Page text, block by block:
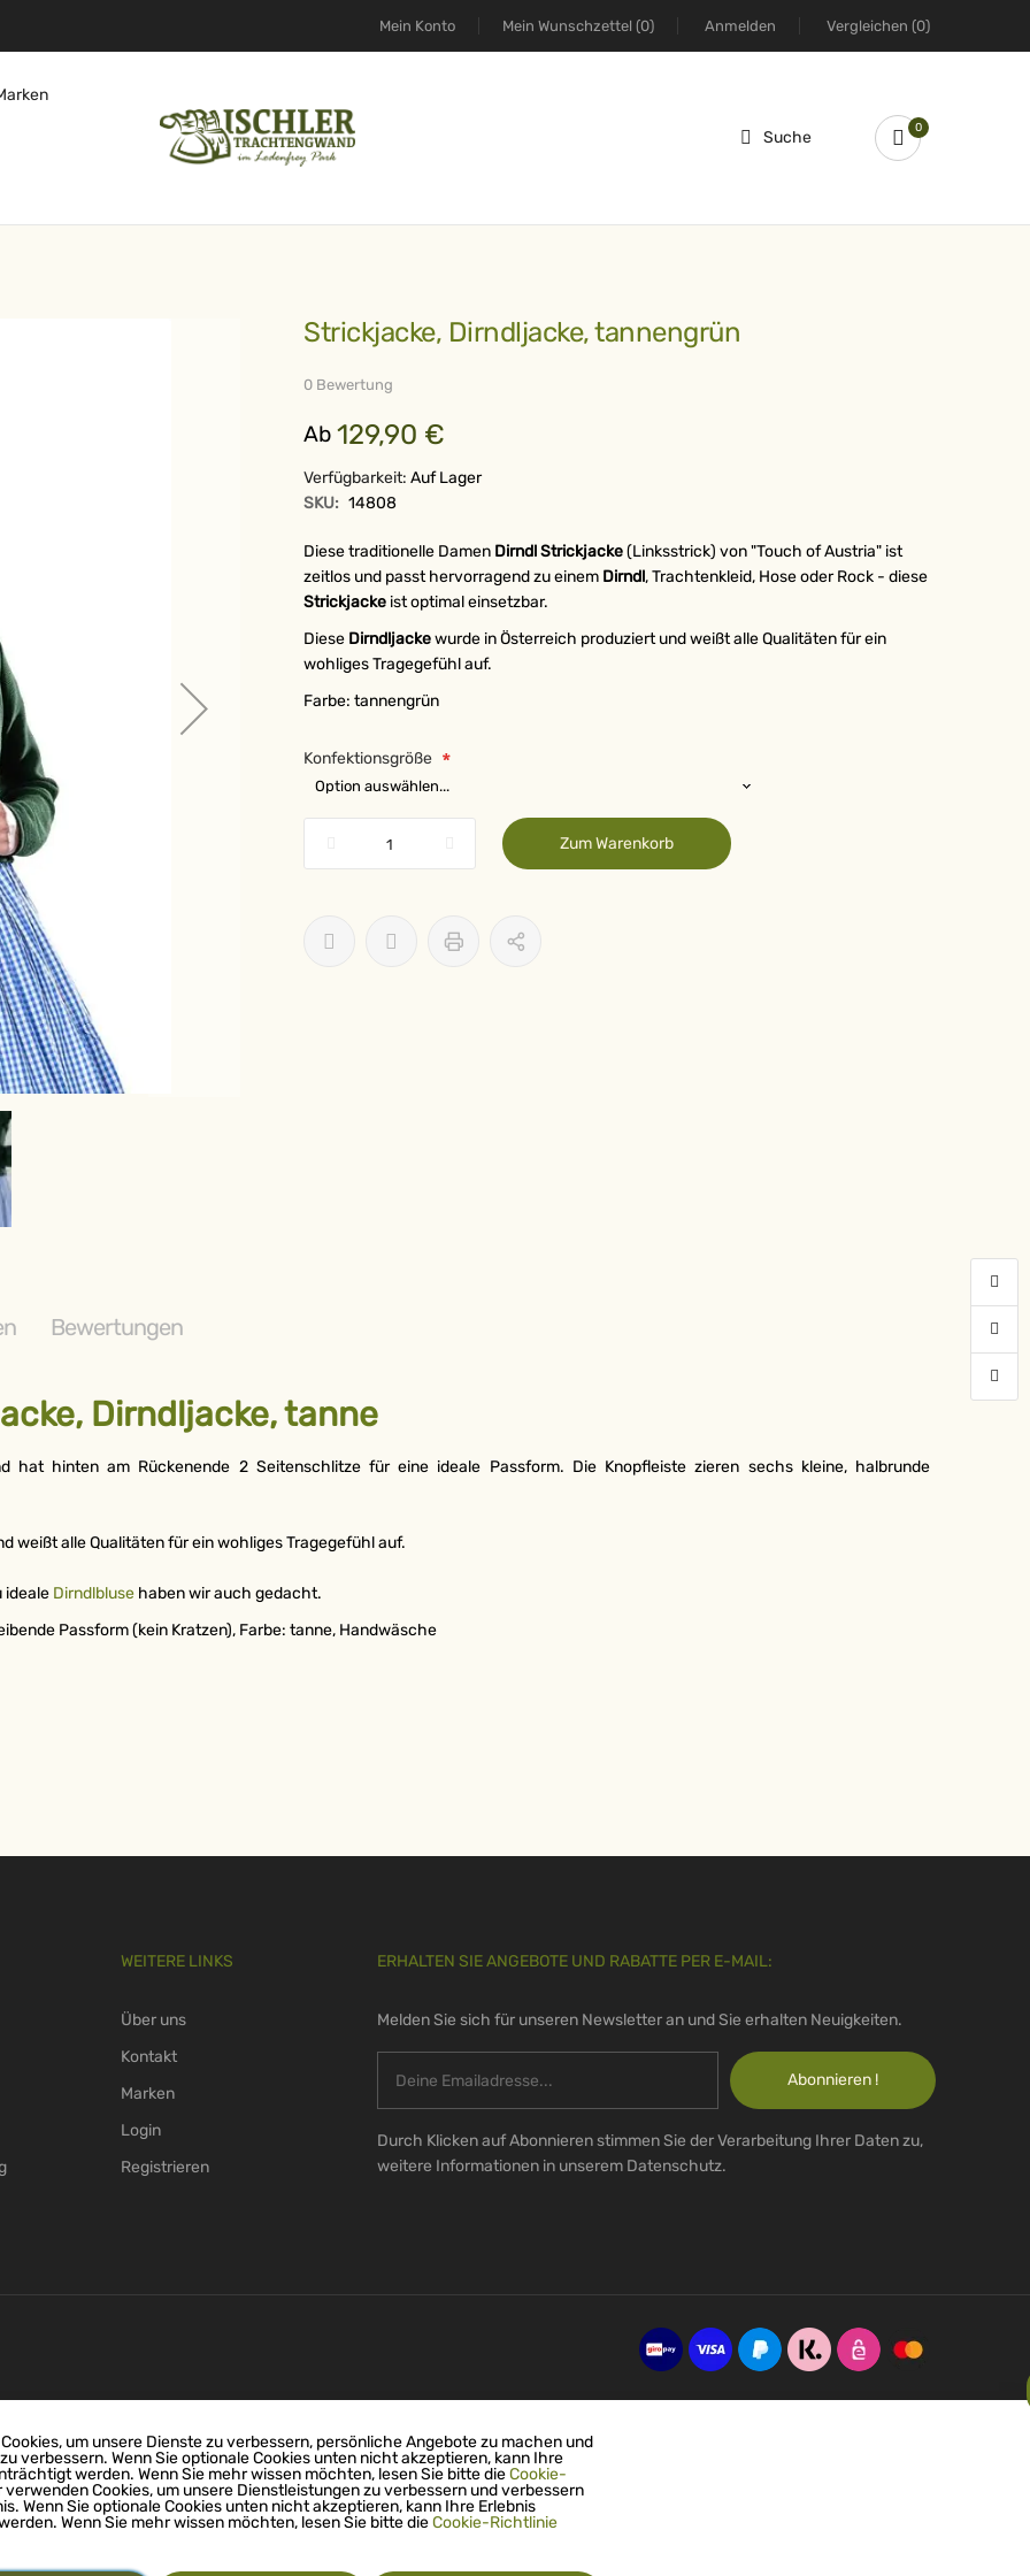
Mein Konto Mein Wunschzettel (0) Anmelden Vergleichen (0)
Suche 0
Strickjacke, Dirndljacke, tannengrün
0 Bewertung
Ab 129,90 €
Verfügbarkeit: Auf Lager
SKU: 14808
Diese traditionelle Damen Dirndl Strickjacke(Linksstrick) von "Touch of Austria" ist
zeitlos und passt hervorragend zu einem Dirndl, Trachtenkleid, Hose oder Rock - diese
Strickjacke ist optimal einsetzbar.
Diese Dirndljackewurde in Österreich produziert und weißt alle Qualitäten für ein
wohliges Tragegefühl auf.
Farbe: tannengrün
Konfektionsgröße
Zum Warenkorb
Dirndljacke, tanne
hat hinten am Rückenende 2 Seitenschlitze für eine ideale Passform. Die Knopfleiste zieren sechs kleine, halbrunde
weißt alle Qualitäten für ein wohliges Tragegefühl auf.
ideale Dirndlbluse haben wir auch gedacht.
Passform (kein Kratzen), Farbe: tanne, Handwäsche
Bewertungen
WEITERE LINKS
Über uns
Kontakt
Marken
Login
Registrieren
ERHALTEN SIE ANGEBOTE UND RABATTE PER E-MAIL:
Melden Sie sich für unseren Newsletter an und Sie erhalten Neuigkeiten.
Abonnieren !
Durch Klicken auf Abonnieren stimmen Sie der Verarbeitung Ihrer Daten zu,
weitere Informationen in unserem Datenschutz.
um unsere Dienste zu verbessern, persönliche Angebote zu machen und
verbessern. Wenn Sie optionale Cookies unten nicht akzeptieren, kann Ihre
werden. Wenn Sie mehr wissen möchten, lesen Sie bitte dieCookie-
verwenden Cookies, um unsere Dienstleistungen zu verbessern und verbessern
Wenn Sie optionale Cookies unten nicht akzeptieren, kann Ihre Erlebnis
Wenn Sie mehr wissen möchten, lesen Sie bitte dieCookie-Richtlinie